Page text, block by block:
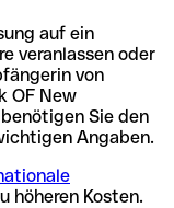
auf ein
veranlassen oder
von
OF New
Sie den
Angaben.
höheren Kosten.